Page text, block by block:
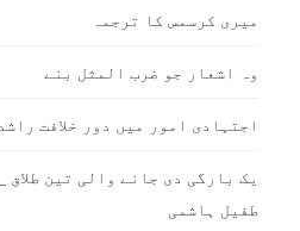
میری کرسمس کا ترجمہ
وہ اشعار جو ضرب المثل بنے
اجتہادی امور میں دور خلافت
یک بارگی دی جانے والی تین
طفیل ہاشمی